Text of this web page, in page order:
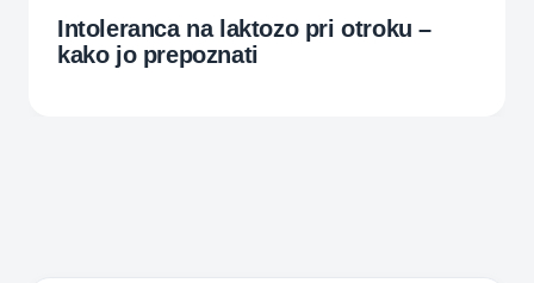
Intoleranca na laktozo pri otroku –
kako jo prepoznati